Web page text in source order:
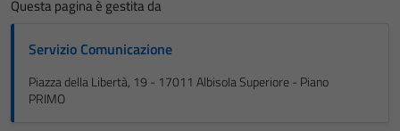
Questa pagina è gestita da
Servizio Comunicazione
Piazza della Libertà, 19 - 17011 Albisola Superiore - Piano
PRIMO